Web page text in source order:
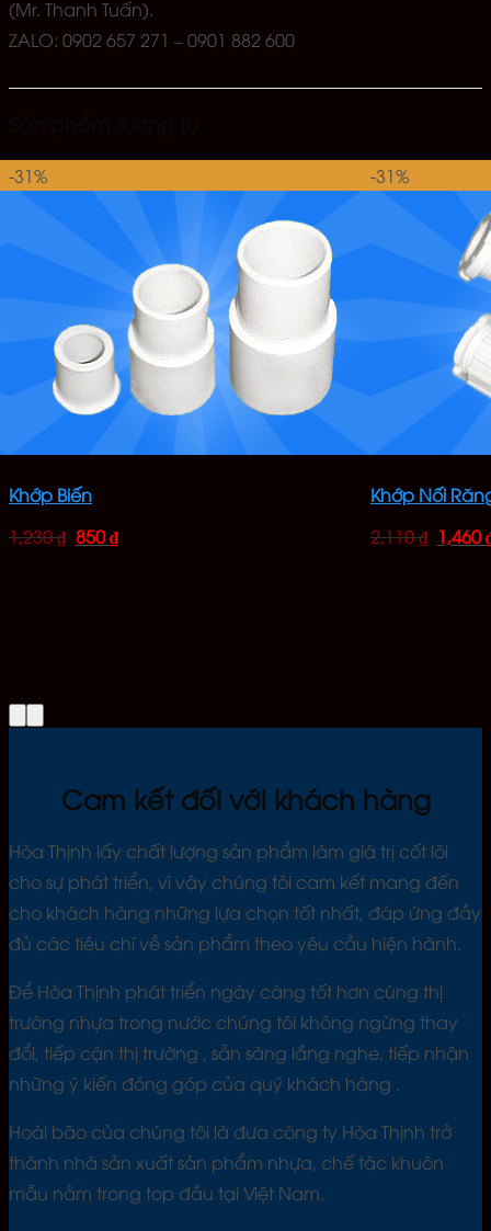
(Mr. Thanh Tuấn).
ZALO: 0902 657 271 – 0901 882 600
-31%
Khớp Biến
1,230₫ 850₫
-31%
Khớp Nối
2,110₫ 1,460
Cam kết đối với khách hàng
Hòa Thịnh lấy chất lượng sản phẩm làm giá trị cốt lõi
cho sự phát triển, vì vậy chúng tôi cam kết mang đến
cho khách hàng những lựa chọn tốt nhất, đáp ứng đầy
đủ các tiêu chí về sản phẩm theo yêu cầu hiện hành.
Để Hòa Thịnh phát triển ngày càng tốt hơn cùng thị
trường nhựa trong nước chúng tôi không ngừng thay
đổi, tiếp cận thị trường , sẵn sàng lắng nghe, tiếp nhận
những ý kiến đóng góp của quý khách hàng .
Hoài bão của chúng tôi là đưa công ty Hòa Thịnh trở
thành nhà sản xuất sản phẩm nhựa, chế tác khuôn
mẫu nằm trong top đầu tại Việt Nam.